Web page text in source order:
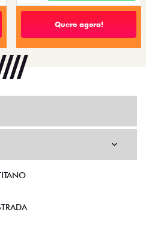
Quero agora!